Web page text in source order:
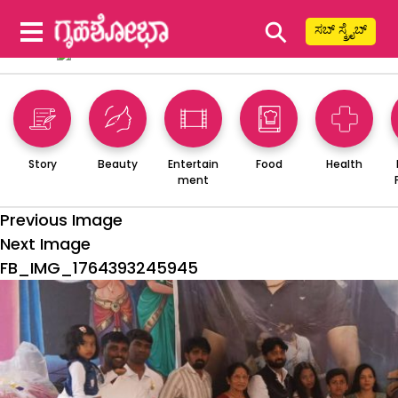
⚲ ಸಬ್ ಸ್ಕ್ರೈಬ್
Story Beauty
Entertain
ment
Food Health
Previous Image
Next Image
FB_IMG_1764393245945